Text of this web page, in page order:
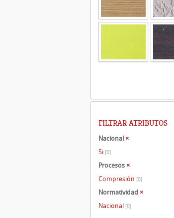
FILTRAR ATRIBUTOS
Nacional ×
Si [0]
Procesos ×
Compresión [0]
Normatividad ×
Nacional [0]